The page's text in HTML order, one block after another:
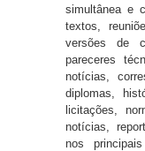
simultânea e
textos,
versões de
pareceres
notícias,
diplomas,
licitações,
notícias,
nos